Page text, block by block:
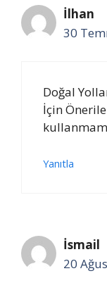
İlhan
30
Doğal
İçin
Yanıtla
İsmail
20